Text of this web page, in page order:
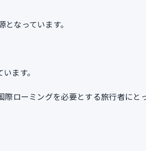
なっています。
ます。
ローミングを必要とする旅行者にと